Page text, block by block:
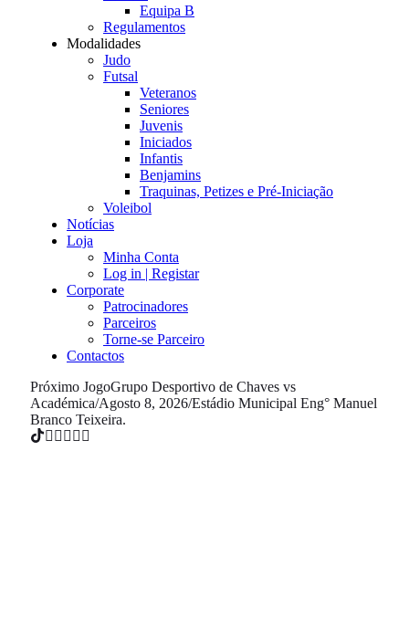
Equipa B
Regulamentos
Modalidades
Judo
Futsal
Veteranos
Seniores
Juvenis
Iniciados
Infantis
Benjamins
Traquinas, Petizes e Pré-Iniciação
Voleibol
Notícias
Loja
Minha Conta
Log in | Registar
Corporate
Patrocinadores
Parceiros
Torne-se Parceiro
Contactos
Próximo JogoGrupo Desportivo de Chaves vs
Académica/Agosto 8, 2026/Estádio Municipal Eng° Manuel
Branco Teixeira.